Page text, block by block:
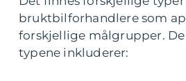
bruktbilforhandlere som
forskjellige målgrupper.
typene inkluderer: